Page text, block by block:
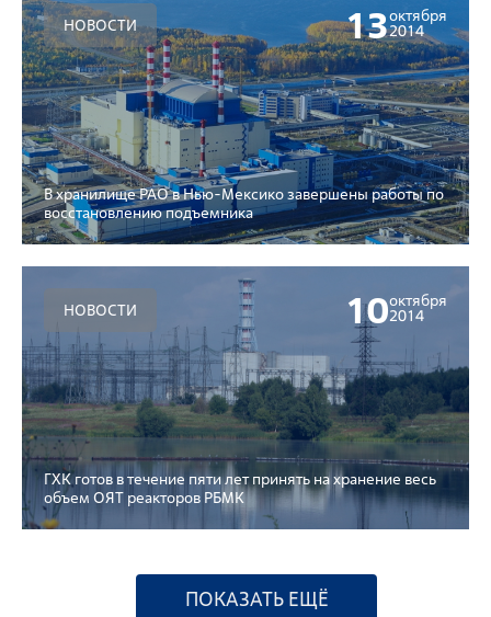
НОВОСТИ 13октября
2014
В хранилище РАО в Нью-Мексико завершены работы по
восстановлению подъемника
НОВОСТИ 10октября
2014
ГХК готов в течение пяти лет принять на хранение весь
объем ОЯТ реакторов РБМК
ПОКАЗАТЬ ЕЩЁ